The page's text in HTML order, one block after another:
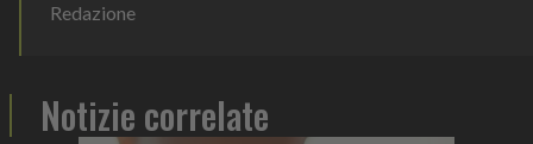
Redazione
Notizie correlate